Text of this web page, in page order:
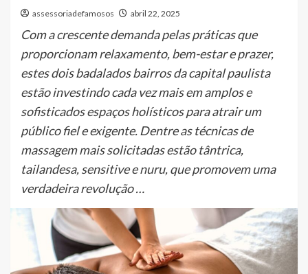
assessoriadefamosos abril 22, 2025
Com a crescente demanda pelas práticas que
proporcionam relaxamento, bem-estar e prazer,
estes dois badalados bairros da capital paulista
estão investindo cada vez mais em amplos e
sofisticados espaços holísticos para atrair um
público fiel e exigente. Dentre as técnicas de
massagem mais solicitadas estão tântrica,
tailandesa, sensitive e nuru, que promovem uma
verdadeira revolução …